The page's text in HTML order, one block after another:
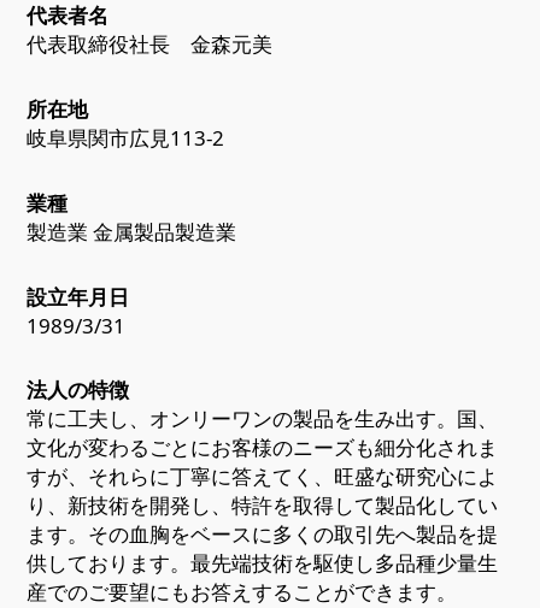
代表者名
代表取締役社長 金森元美
所在地
岐阜県関市広見113-2
業種
製造業 金属製品製造業
設立年月日
1989/3/31
法人の特徴
常に工夫し、オンリーワンの製品を生み出す。国、
文化が変わるごとにお客様のニーズも細分化されま
すが、それらに丁寧に答えてく、旺盛な研究心によ
り、新技術を開発し、特許を取得して製品化してい
ます。その血胸をベースに多くの取引先へ製品を提
供しております。最先端技術を駆使し多品種少量生
産でのご要望にもお答えすることができます。